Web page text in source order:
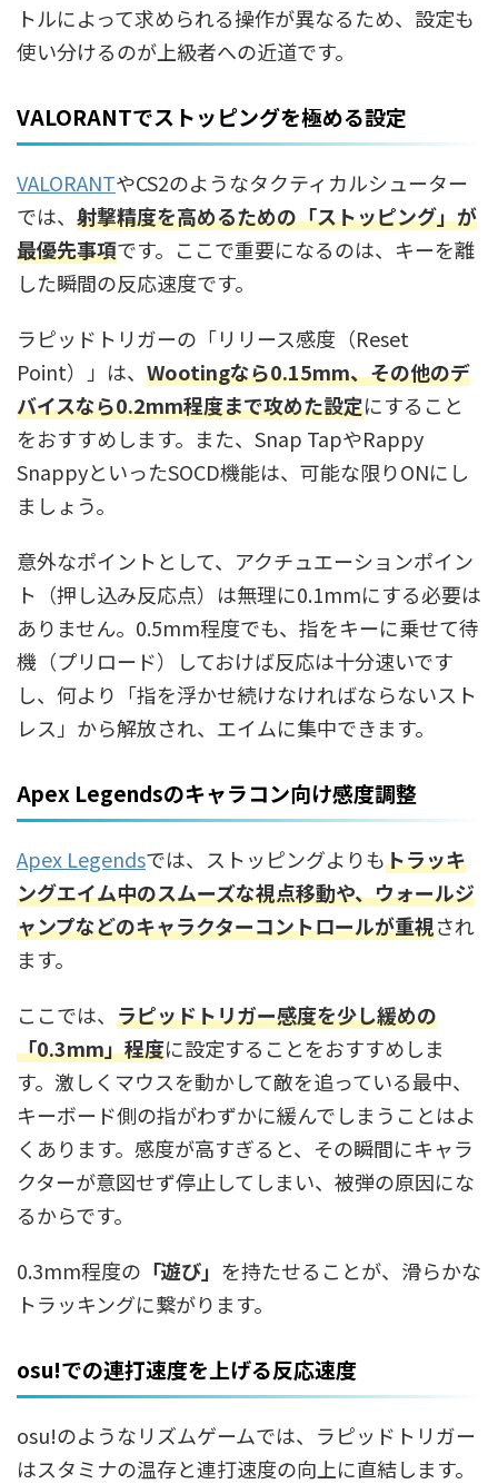
トルによって求められる操作が異なるため、設定も
使い分けるのが上級者への近道です。
VALORANTでストッピングを極める設定
VALORANTやCS2のようなタクティカルシューター
では、 射撃精度を高めるための「ストッピング」が
最優先事項です。ここで重要になるのは、キーを離
した瞬間の反応速度です。
ラピッドトリガーの「リリース感度（Reset
Point）」は、 Wootingなら0.15mm、その他のデ
バイスなら0.2mm程度まで攻めた設定にすること
をおすすめします。また、Snap TapやRappy
SnappyといったSOCD機能は、可能な限りONにし
ましょう。
意外なポイントとして、アクチュエーションポイン
ト（押し込み反応点）は無理に0.1mmにする必要は
ありません。0.5mm程度でも、指をキーに乗せて待
機（プリロード）しておけば反応は十分速いです
し、何より「指を浮かせ続けなければならないスト
レス」から解放され、エイムに集中できます。
Apex Legendsのキャラコン向け感度調整
Apex Legendsでは、ストッピングよりもトラッキ
ングエイム中のスムーズな視点移動や、ウォールジ
ャンプなどのキャラクターコントロールが重視され
ます。
ここでは、 ラピッドトリガー感度を少し緩めの
「0.3mm」程度に設定することをおすすめしま
す。激しくマウスを動かして敵を追っている最中、
キーボード側の指がわずかに緩んでしまうことはよ
くあります。感度が高すぎると、その瞬間にキャラ
クターが意図せず停止してしまい、被弾の原因にな
るからです。
0.3mm程度の 「遊び」 を持たせることが、滑らかな
トラッキングに繋がります。
osu!での連打速度を上げる反応速度
osu!のようなリズムゲームでは、ラピッドトリガー
はスタミナの温存と連打速度の向上に直結します。